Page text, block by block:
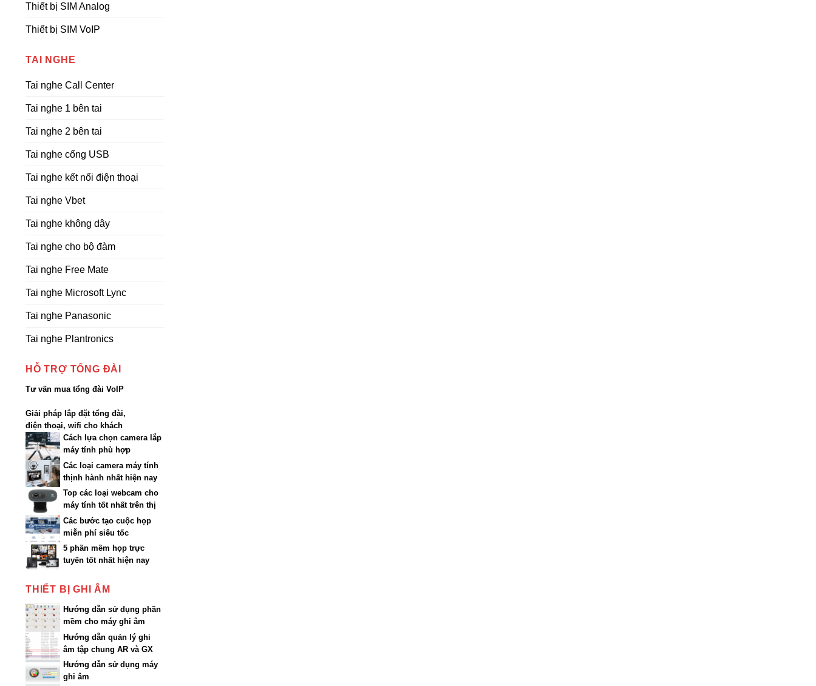
Thiết bị SIM Analog
Thiết bị SIM VoIP
TAI NGHE
Tai nghe Call Center
Tai nghe 1 bên tai
Tai nghe 2 bên tai
Tai nghe cổng USB
Tai nghe kết nối điện thoại
Tai nghe Vbet
Tai nghe không dây
Tai nghe cho bộ đàm
Tai nghe Free Mate
Tai nghe Microsoft Lync
Tai nghe Panasonic
Tai nghe Plantronics
HỖ TRỢ TỔNG ĐÀI
Tư vấn mua tổng đài VoIP
Giải pháp lắp đặt tổng đài,
điện thoại, wifi cho khách
sạn
Cách lựa chọn camera lắp
máy tính phù hợp
Các loại camera máy tính
thịnh hành nhất hiện nay
Top các loại webcam cho
máy tính tốt nhất trên thị
trường
Các bước tạo cuộc họp
miễn phí siêu tốc
5 phần mềm họp trực
tuyến tốt nhất hiện nay
THIẾT BỊ GHI ÂM
Hướng dẫn sử dụng phần
mềm cho máy ghi âm
AR200…AR3200
Hướng dẫn quản lý ghi
âm tập chung AR và GX
qua Web
Hướng dẫn sử dụng máy
ghi âm